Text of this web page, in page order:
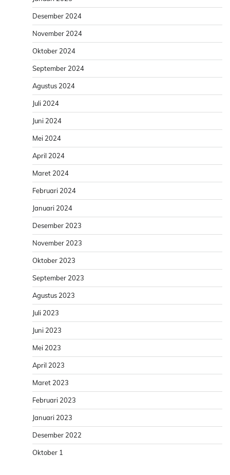
Desember 2024
November 2024
Oktober 2024
September 2024
Agustus 2024
Juli 2024
Juni 2024
Mei 2024
April 2024
Maret 2024
Februari 2024
Januari 2024
Desember 2023
November 2023
Oktober 2023
September 2023
Agustus 2023
Juli 2023
Juni 2023
Mei 2023
April 2023
Maret 2023
Februari 2023
Januari 2023
Desember 2022
Oktober 1